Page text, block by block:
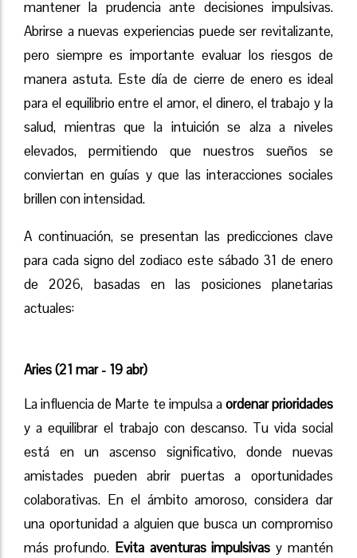
mantener la prudencia ante decisiones impulsivas.
Abrirse a nuevas experiencias puede ser revitalizante,
pero siempre es importante evaluar los riesgos de
manera astuta. Este día de cierre de enero es ideal
para el equilibrio entre el amor, el dinero, el trabajo y la
salud, mientras que la intuición se alza a niveles
elevados, permitiendo que nuestros sueños se
conviertan en guías y que las interacciones sociales
brillen con intensidad.
A continuación, se presentan las predicciones clave
para cada signo del zodiaco este sábado 31 de enero
de 2026, basadas en las posiciones planetarias
actuales:
Aries (21 mar - 19 abr)
La influencia de Marte te impulsa aordenar prioridades
y a equilibrar el trabajo con descanso. Tu vida social
está en un ascenso significativo, donde nuevas
amistades pueden abrir puertas a oportunidades
colaborativas. En el ámbito amoroso, considera dar
una oportunidad a alguien que busca un compromiso
más profundo. Evita aventuras impulsivas y mantén